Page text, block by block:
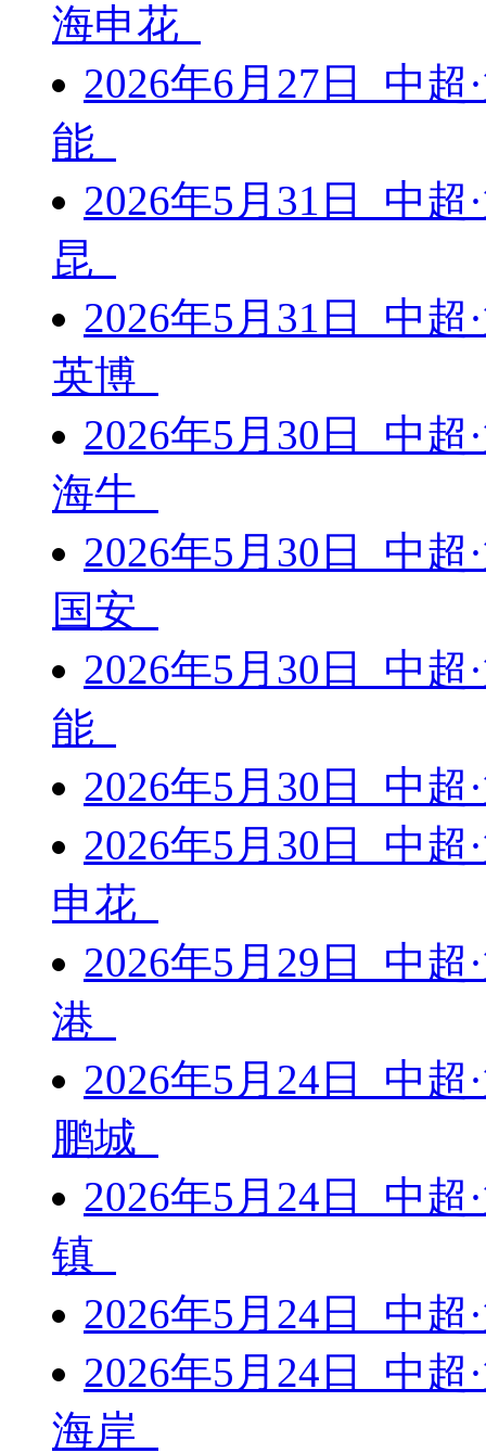
海申花
2026年6月27日 中
能
2026年5月31日 中
昆
2026年5月31日 中
英博
2026年5月30日 中
海牛
2026年5月30日 中
国安
2026年5月30日 中
能
2026年5月30日 中
2026年5月30日 中
申花
2026年5月29日 中
港
2026年5月24日 中
鹏城
2026年5月24日 中
镇
2026年5月24日 中
2026年5月24日 中
海岸